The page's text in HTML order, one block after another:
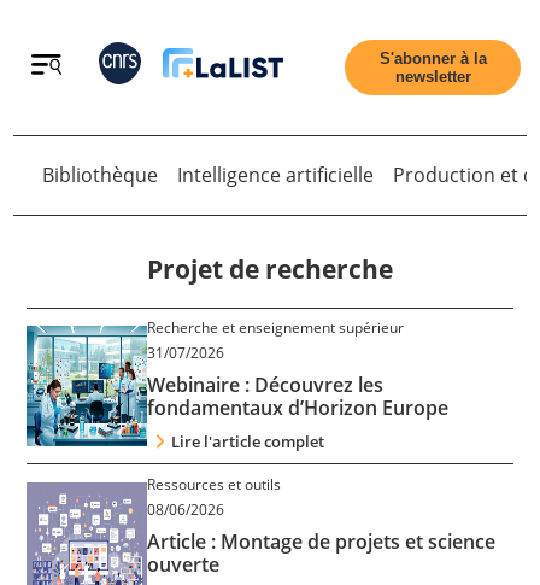
Retour
Accueil
Tous les articles
Qui sommes nous ?
Contact
S'abonner à la
newsletter
Bibliothèque Intelligence artificielle Production et
Projet de recherche
Recherche et enseignement supérieur
31/07/2026
Webinaire : Découvrez les
fondamentaux d’Horizon Europe
Lire l'article complet
Ressources et outils
08/06/2026
Article : Montage de projets et science
ouverte